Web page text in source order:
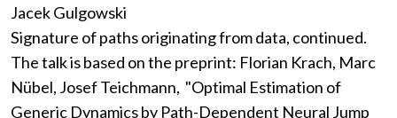
Jacek Gulgowski
Signature of paths originating from data, continued.
The talk is based on the preprint: Florian Krach, Marc
Nübel, Josef Teichmann, "Optimal Estimation of
Generic Dynamics by Path-Dependent Neural Jump